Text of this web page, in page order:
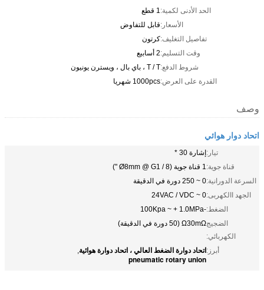
الحد الأدنى لكمية:1 قطع
الأسعار:قابل للتفاوض
تفاصيل التغليف:كرتون
وقت التسليم:2 أسابيع
شروط الدفع:T / T ، باي بال ، ويسترن يونيون
القدرة على العرض:1000pcs شهريا
وصف
اتحاد دوار هوائي
تيار:إشارة 30 *
قناة جوية:1 قناة جوية (Ø8mm @ G1 / 8 ")
السرعة الدورانية:0 ~ 250 دورة في الدقيقة
الجهد االكهربى:0 ~ 24VAC / VDC
الضغط:-100Kpa ~ + 1.0MPa
الضجيج
الكهربائي:
Ω30mΩ (50 دورة في الدقيقة)
أبرز:اتحاد دوارة الضغط العالي ، اتحاد دوارة هوائية,
pneumatic rotary union